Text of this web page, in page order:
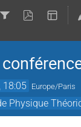
18:05 Europe/Paris
Physique